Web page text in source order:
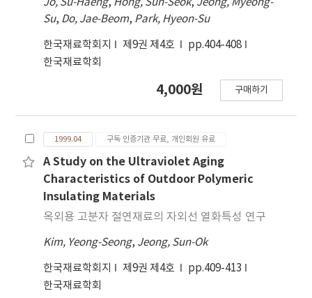
Jo, Su-Haeng, Hong, Sun-Seok, Jeong, Myeong-
Su, Do, Jae-Beom, Park, Hyeon-Su
한국재료학회지 제9권 제4호
pp.404-408
한국재료학회
4,000원 구매하기
1999.04 구독 인증기관 무료, 개인회원 유료
A Study on the Ultraviolet Aging
Characteristics of Outdoor Polymeric
Insulating Materials
옥외용 고분자 절연재료의 자외선 열화특성 연구
Kim, Yeong-Seong, Jeong, Sun-Ok
한국재료학회지 제9권 제4호
pp.409-413
한국재료학회